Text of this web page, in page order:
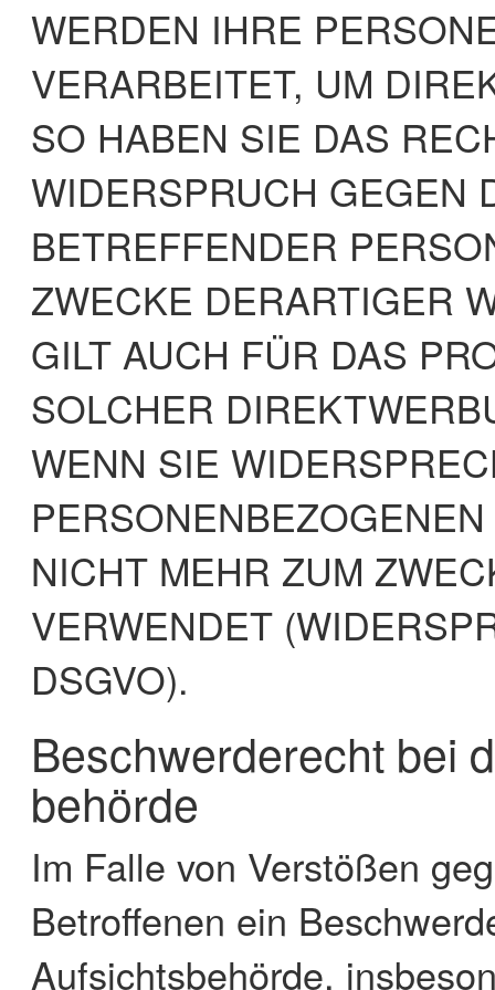
WERDEN IHRE
VERARBEITET, UM
SO HABEN SIE DAS
WIDERSPRUCH GEGEN
BETREFFENDER
ZWECKE DERARTIGER
GILT AUCH FÜR DAS
SOLCHER
WENN SIE
NICHT MEHR ZUM
VERWENDET
DSGVO).
Beschwerde­recht bei
behörde
Im Falle von Verstößen
Betroffenen ein
Aufsichtsbehörde,